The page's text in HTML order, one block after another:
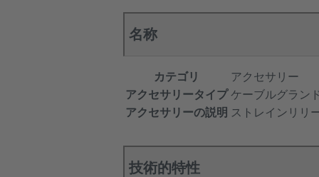
名称
カテゴリ
アクセサリー
アクセサリータイプ ケーブルグラン
アクセサリーの説明 ストレインリリ
技術的特性